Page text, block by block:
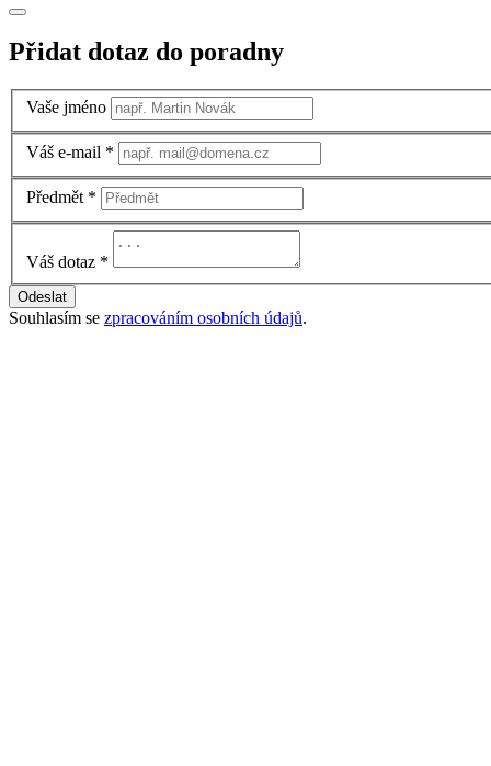
Přidat dotaz do poradny
Vaše jméno
Váš e-mail *
Předmět *
Váš dotaz *
Odeslat
Souhlasím se zpracováním osobních údajů.